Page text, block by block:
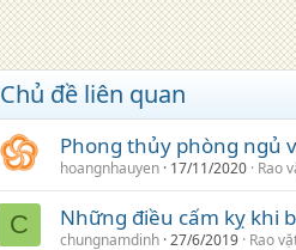
Chủ đề liên quan
Phong thủy phòng ngủ
hoangnhauyen 17/11/2020 Rao
C Những điều cấm kỵ khi
chungnamdinh 27/6/2019 Rao